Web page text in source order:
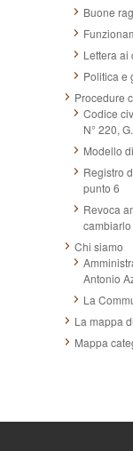
Buone
Lettera ai
Politica e
Procedure
Codice
N° 220,
Modello
Registro
punto 6
Revoca
cambiarlo
Chi siamo
Antonio
La
La mappa
Mappa